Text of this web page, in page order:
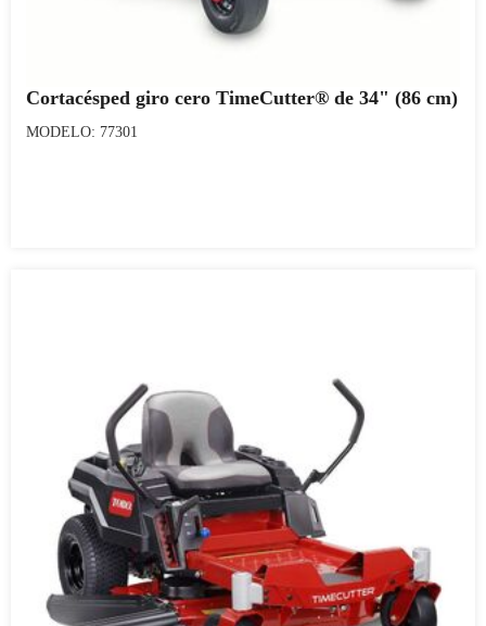
Cortacésped giro cero TimeCutter® de 34" (86 cm)
MODELO: 77301